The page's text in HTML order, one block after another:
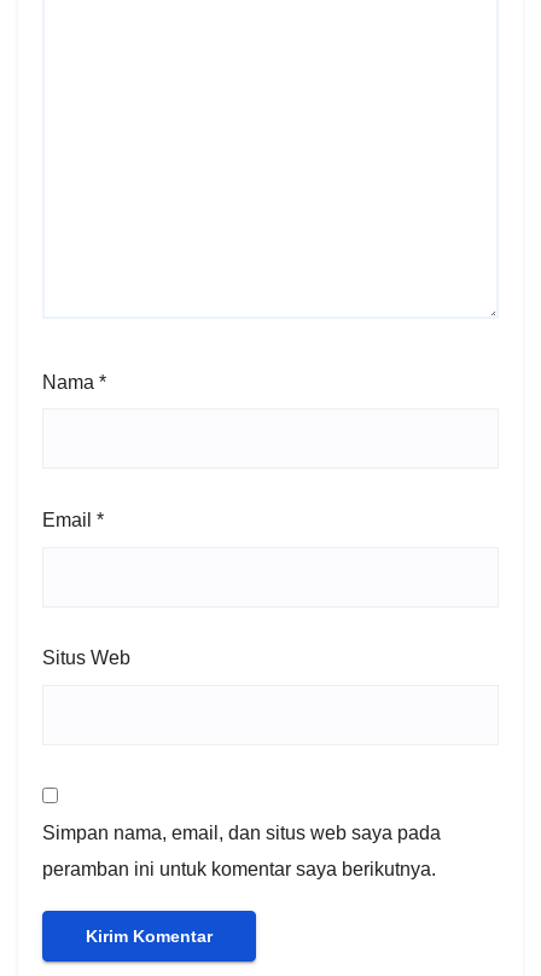
Nama *
Email *
Situs Web
Simpan nama, email, dan situs web saya pada
peramban ini untuk komentar saya berikutnya.